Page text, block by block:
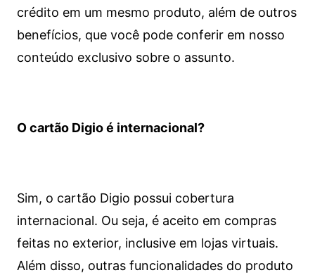
crédito em um mesmo produto, além de outros
benefícios, que você pode conferir em nosso
conteúdo exclusivo sobre o assunto.
O cartão Digio é internacional?
Sim, o cartão Digio possui cobertura
internacional. Ou seja, é aceito em compras
feitas no exterior, inclusive em lojas virtuais.
Além disso, outras funcionalidades do produto